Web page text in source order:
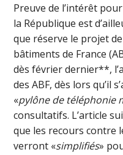
Preuve de l’intérêt
la République est
que réserve le projet
bâtiments de France
dès février dernier**,
des ABF, dès lors qu’il
«pylône de téléphonie
consultatifs. L’article
que les recours contre
verront «simplifiés»